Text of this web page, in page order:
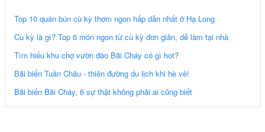
Top 10 quán bún cù kỳ thơm ngon hấp dẫn nhất ở Hạ Long
Cù kỳ là gì? Top 6 món ngon từ cù kỳ đơn giản, dễ làm tại nhà
Tìm hiểu khu chợ vườn đào Bãi Cháy có gì hot?
Bãi biển Tuần Châu - thiên đường du lịch khi hè về!
Bãi biển Bãi Cháy, 6 sự thật không phải ai cũng biết